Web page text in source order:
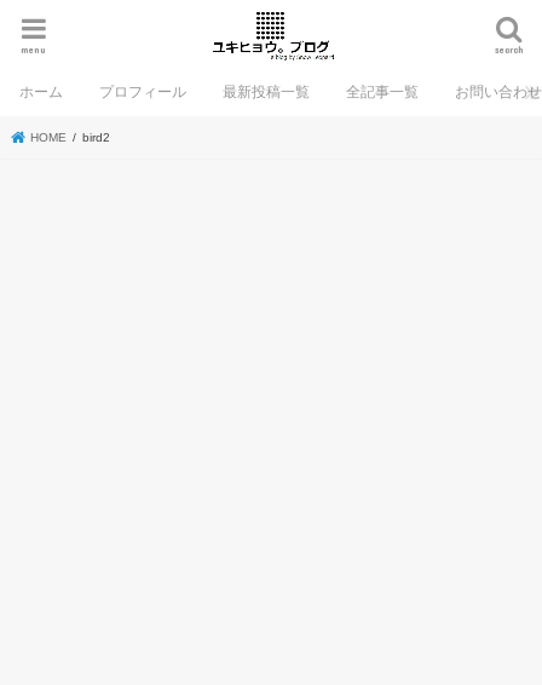
search
menu
ホーム プロフィール 最新投稿一覧 全記事一覧 お問い合わせ
HOME bird2